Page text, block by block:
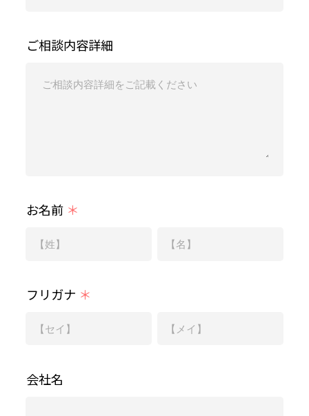
ご相談内容詳細
お名前 ＊
フリガナ ＊
会社名